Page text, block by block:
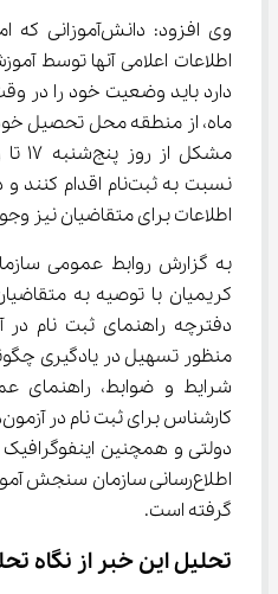
وی افزود:
اطلاعات اعلامی آنها توسط
ماه، از منطقه محل تحصیل
نسبت به ثبت‌نام
اطلاعات برای متقاضیان نیز
به گزارش روابط عمومی
کریمیان با توصیه به
دفترچه راهنمای ثبت نام در
منظور تسهیل در یادگیری
شرایط و ضوابط، راهنمای
اطلاع‌رسانی سازمان
گرفته است.
تحلیل این خبر از نگاه